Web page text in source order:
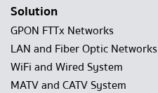
Solution
GPON FTTx Networks
LAN and Fiber Optic Networks
WiFi and Wired System
MATV and CATV System